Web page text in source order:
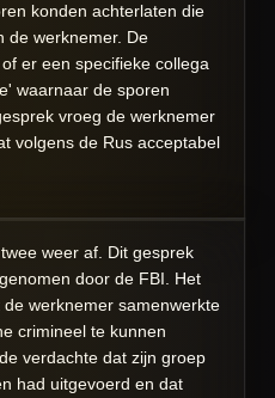
konden achterlaten die
de werknemer. De
er een specifieke collega
waarnaar de sporen
vroeg de werknemer
volgens de Rus acceptabel
weer af. Dit gesprek
door de FBI. Het
werknemer samenwerkte
crimineel te kunnen
verdachte dat zijn groep
had uitgevoerd en dat